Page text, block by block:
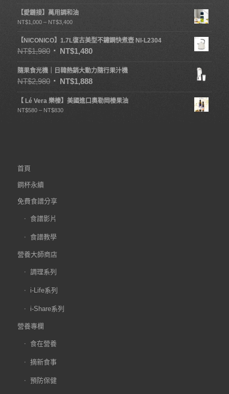
【愛鏈接】萬用調和油
NT$1,000 – NT$3,400
【NICONICO】1.7L復古美型不鏽鋼快煮壺 NI-L2304
NT$1,980 NT$1,480
隨果食光機｜日韓熱銷大動力隨行果汁機
NT$2,980 NT$1,888
【 Lé Vera 樂榛】美國進口奧勒岡榛果油
NT$580 – NT$830
首頁
鋼杯永續
免費食譜分享
食譜影片
食譜教學
營養大師商店
調理系列
i-Life系列
i-Share系列
營養專欄
食在營養
摘新食事
預防保健